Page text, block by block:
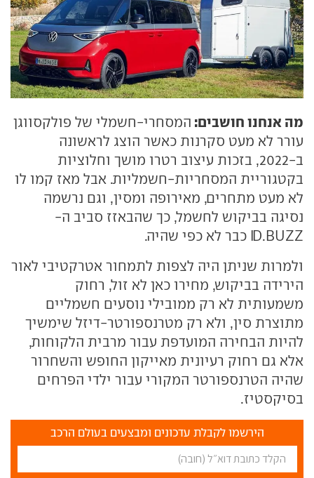
מה אנחנו חושבים: המסחרי-חשמלי של פולקסווגן
עורר לא מעט סקרנות כאשר הוצג לראשונה
ב-2022, בזכות עיצוב רטרו מושך וחלוציות
בקטגוריית המסחריות-חשמליות. אבל מאז קמו לו
לא מעט מתחרים, מאירופה ומסין, וגם נרשמה
נסיגה בביקוש לחשמל, כך שהבאזז סביב ה-
ID.BUZZ כבר לא כפי שהיה.
ולמרות שניתן היה לצפות לתמחור אטרקטיבי לאור
הירידה בביקוש, מחירו כאן לא זול, רחוק
משמעותית לא רק ממובילי נוסעים חשמליים
מתוצרת סין, ולא רק מטרנספורטר-דיזל שימשיך
להיות הבחירה המועדפת עבור מרבית הלקוחות,
אלא גם רחוק רעיונית מאייקון החופש והשחרור
שהיה הטרנספורטר המקורי עבור ילדי הפרחים
בסיקסטיז.
הירשמו לקבלת עדכונים ומבצעים בעולם הרכב